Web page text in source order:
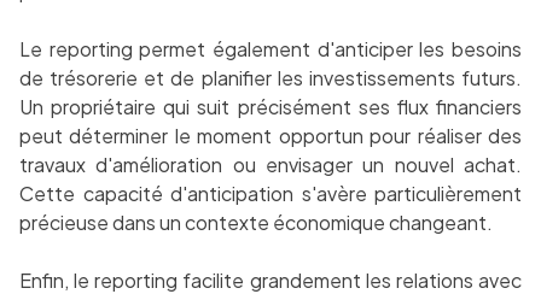
Le reporting permet également d'anticiper les besoins
de trésorerie et de planifier les investissements futurs.
Un propriétaire qui suit précisément ses flux financiers
peut déterminer le moment opportun pour réaliser des
travaux d'amélioration ou envisager un nouvel achat.
Cette capacité d'anticipation s'avère particulièrement
précieuse dans un contexte économique changeant.
Enfin, le reporting facilite grandement les relations avec